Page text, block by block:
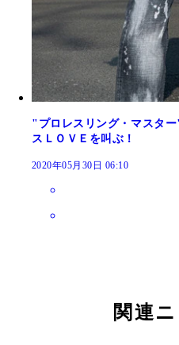
"プロレスリング・マスタ
スＬＯＶＥを叫ぶ！
2020年05月30日 06:10
関連